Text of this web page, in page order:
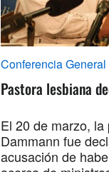
Conferencia General
Pastora lesbiana
El 20 de marzo,
Dammann fue
acusación de